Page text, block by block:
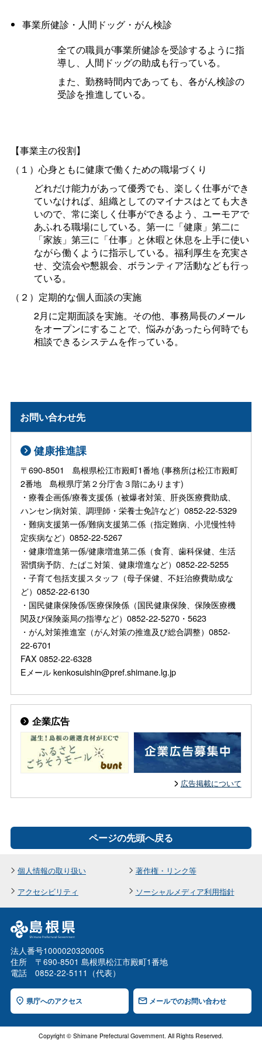
事業所健診・人間ドッグ・がん検診
全ての職員が事業所健診を受診するように指
導し、人間ドッグの助成も行っている。
また、勤務時間内であっても、各がん検診の
受診を推進している。
【事業主の役割】
（１）心身ともに健康で働くための職場づくり
どれだけ能力があって優秀でも、楽しく仕事ができ
ていなければ、組織としてのマイナスはとても大き
いので、常に楽しく仕事ができるよう、ユーモアで
あふれる職場にしている。第一に「健康」第二に
「家族」第三に「仕事」と休暇と休息を上手に使い
ながら働くように指示している。福利厚生を充実さ
せ、交流会や懇親会、ボランティア活動なども行っ
ている。
（２）定期的な個人面談の実施
2月に定期面談を実施。その他、事務局長のメール
をオープンにすることで、悩みがあったら何時でも
相談できるシステムを作っている。
お問い合わせ先
健康推進課
〒690-8501 島根県松江市殿町1番地 (事務所は松江市殿町
2番地 島根県庁第２分庁舎３階にあります)
・療養企画係/療養支援係（被爆者対策、肝炎医療費助成、
ハンセン病対策、調理師・栄養士免許など）0852-22-5329
・難病支援第一係/難病支援第二係（指定難病、小児慢性特
定疾病など）0852-22-5267
・健康増進第一係/健康増進第二係（食育、歯科保健、生活
習慣病予防、たばこ対策、健康増進など）0852-22-5255
・子育て包括支援スタッフ（母子保健、不妊治療費助成な
ど）0852-22-6130
・国民健康保険係/医療保険係（国民健康保険、保険医療機
関及び保険薬局の指導など）0852-22-5270・5623
・がん対策推進室（がん対策の推進及び総合調整）0852-
22-6701
FAX 0852-22-6328
Eメール kenkosuishin@pref.shimane.lg.jp
企業広告
広告掲載について
ページの先頭へ戻る
個人情報の取り扱い
著作権・リンク等
アクセシビリティ
ソーシャルメディア利用指針
法人番号1000020320005
住所 〒690-8501 島根県松江市殿町1番地
電話 0852-22-5111（代表）
県庁へのアクセス メールでのお問い合わせ
Copyright © Shimane Prefectural Government. All Rights Reserved.